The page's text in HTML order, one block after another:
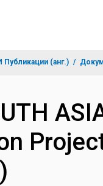
Публикации (анг.)